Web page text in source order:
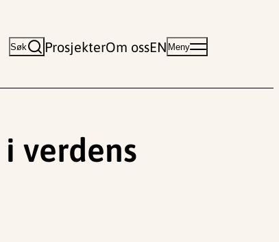
Søk ProsjekterOm ossEN Meny
verdens